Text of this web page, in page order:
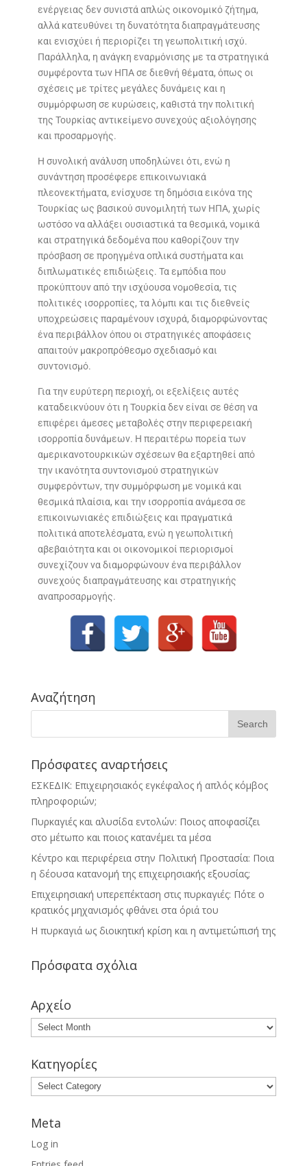
ενέργειας δεν συνιστά απλώς οικονομικό ζήτημα,
αλλά κατευθύνει τη δυνατότητα διαπραγμάτευσης
και ενισχύει ή περιορίζει τη γεωπολιτική ισχύ.
Παράλληλα, η ανάγκη εναρμόνισης με τα στρατηγικά
συμφέροντα των ΗΠΑ σε διεθνή θέματα, όπως οι
σχέσεις με τρίτες μεγάλες δυνάμεις και η
συμμόρφωση σε κυρώσεις, καθιστά την πολιτική
της Τουρκίας αντικείμενο συνεχούς αξιολόγησης
και προσαρμογής.
Η συνολική ανάλυση υποδηλώνει ότι, ενώ η
συνάντηση προσέφερε επικοινωνιακά
πλεονεκτήματα, ενίσχυσε τη δημόσια εικόνα της
Τουρκίας ως βασικού συνομιλητή των ΗΠΑ, χωρίς
ωστόσο να αλλάξει ουσιαστικά τα θεσμικά, νομικά
και στρατηγικά δεδομένα που καθορίζουν την
πρόσβαση σε προηγμένα οπλικά συστήματα και
διπλωματικές επιδιώξεις. Τα εμπόδια που
προκύπτουν από την ισχύουσα νομοθεσία, τις
πολιτικές ισορροπίες, τα λόμπι και τις διεθνείς
υποχρεώσεις παραμένουν ισχυρά, διαμορφώνοντας
ένα περιβάλλον όπου οι στρατηγικές αποφάσεις
απαιτούν μακροπρόθεσμο σχεδιασμό και
συντονισμό.
Για την ευρύτερη περιοχή, οι εξελίξεις αυτές
καταδεικνύουν ότι η Τουρκία δεν είναι σε θέση να
επιφέρει άμεσες μεταβολές στην περιφερειακή
ισορροπία δυνάμεων. Η περαιτέρω πορεία των
αμερικανοτουρκικών σχέσεων θα εξαρτηθεί από
την ικανότητα συντονισμού στρατηγικών
συμφερόντων, την συμμόρφωση με νομικά και
θεσμικά πλαίσια, και την ισορροπία ανάμεσα σε
επικοινωνιακές επιδιώξεις και πραγματικά
πολιτικά αποτελέσματα, ενώ η γεωπολιτική
αβεβαιότητα και οι οικονομικοί περιορισμοί
συνεχίζουν να διαμορφώνουν ένα περιβάλλον
συνεχούς διαπραγμάτευσης και στρατηγικής
αναπροσαρμογής.
Αναζήτηση
Πρόσφατες αναρτήσεις
ΕΣΚΕΔΙΚ: Επιχειρησιακός εγκέφαλος ή απλός κόμβος
πληροφοριών;
Πυρκαγιές και αλυσίδα εντολών: Ποιος αποφασίζει
στο μέτωπο και ποιος κατανέμει τα μέσα
Κέντρο και περιφέρεια στην Πολιτική Προστασία: Ποια
η δέουσα κατανομή της επιχειρησιακής εξουσίας;
Επιχειρησιακή υπερεπέκταση στις πυρκαγιές: Πότε ο
κρατικός μηχανισμός φθάνει στα όριά του
Η πυρκαγιά ως διοικητική κρίση και η αντιμετώπισή της
Πρόσφατα σχόλια
Αρχείο
Κατηγορίες
Meta
Log in